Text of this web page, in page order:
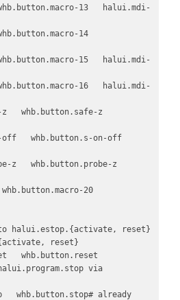
13   halui.mdi-
14
15   halui.mdi-
16   halui.mdi-
whb.button.safe-z
off   whb.button.s-on-off
z   whb.button.probe-z
20
to halui.estop.{activate, reset}
reset}
whb.button.reset
via
whb.button.stop# already